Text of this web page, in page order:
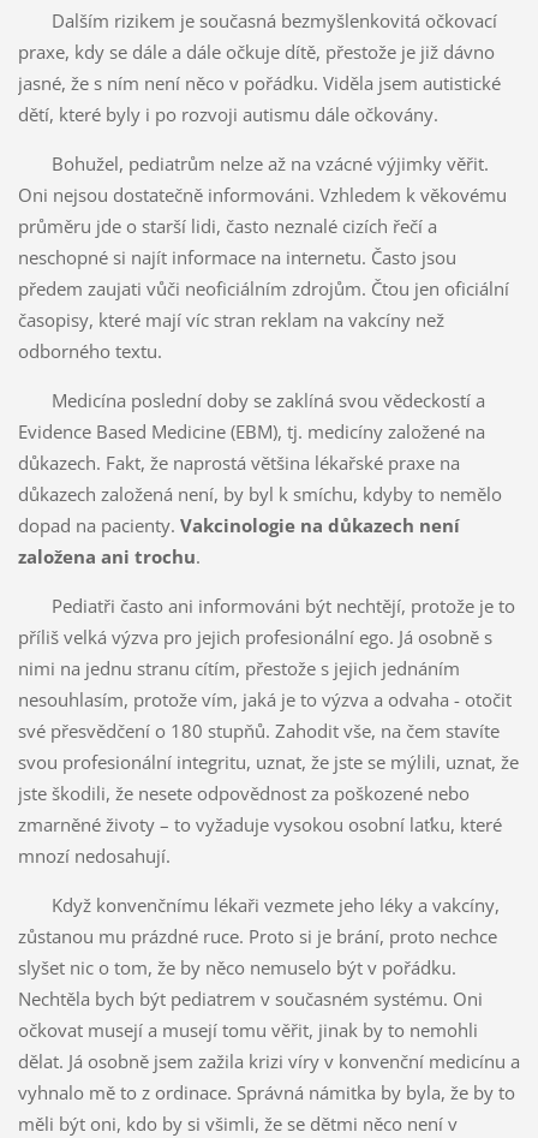
Dalším rizikem je současná bezmyšlenkovitá očkovací
praxe, kdy se dále a dále očkuje dítě, přestože je již dávno
jasné, že s ním není něco v pořádku. Viděla jsem autistické
dětí, které byly i po rozvoji autismu dále očkovány.
Bohužel, pediatrům nelze až na vzácné výjimky věřit.
Oni nejsou dostatečně informováni. Vzhledem k věkovému
průměru jde o starší lidi, často neznalé cizích řečí a
neschopné si najít informace na internetu. Často jsou
předem zaujati vůči neoficiálním zdrojům. Čtou jen oficiální
časopisy, které mají víc stran reklam na vakcíny než
odborného textu.
Medicína poslední doby se zaklíná svou vědeckostí a
Evidence Based Medicine (EBM), tj. medicíny založené na
důkazech. Fakt, že naprostá většina lékařské praxe na
důkazech založená není, by byl k smíchu, kdyby to nemělo
dopad na pacienty. Vakcinologie na důkazech není
založena ani trochu.
Pediatři často ani informováni být nechtějí, protože je to
příliš velká výzva pro jejich profesionální ego. Já osobně s
nimi na jednu stranu cítím, přestože s jejich jednáním
nesouhlasím, protože vím, jaká je to výzva a odvaha - otočit
své přesvědčení o 180 stupňů. Zahodit vše, na čem stavíte
svou profesionální integritu, uznat, že jste se mýlili, uznat, že
jste škodili, že nesete odpovědnost za poškozené nebo
zmarněné životy – to vyžaduje vysokou osobní laťku, které
mnozí nedosahují.
Když konvenčnímu lékaři vezmete jeho léky a vakcíny,
zůstanou mu prázdné ruce. Proto si je brání, proto nechce
slyšet nic o tom, že by něco nemuselo být v pořádku.
Nechtěla bych být pediatrem v současném systému. Oni
očkovat musejí a musejí tomu věřit, jinak by to nemohli
dělat. Já osobně jsem zažila krizi víry v konvenční medicínu a
vyhnalo mě to z ordinace. Správná námitka by byla, že by to
měli být oni, kdo by si všimli, že se dětmi něco není v